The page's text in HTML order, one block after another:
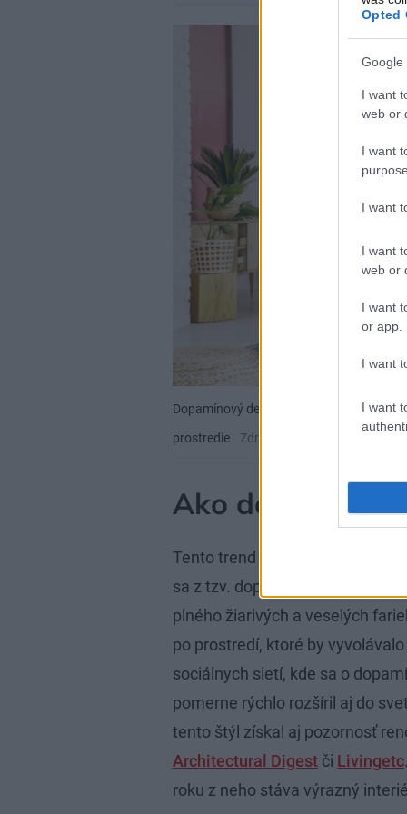
Opted
Google
I want
web or
I want
I want
I want
web or
I want
or app.
I want
I want
Dopamínový dekor sa nedrží striktných
prostredie
Zdroj: Ground Picture/
Ako
Tento trend je vo svete
sa z tzv. dopamínového
plného žiarivých a veselých
po prostredí, ktoré by
sociálnych sietí, kde sa o
pomerne rýchlo rozšíril aj do
tento štýl získal aj pozornosť
Architectural Digest či Livingetc
roku z neho stáva výrazný